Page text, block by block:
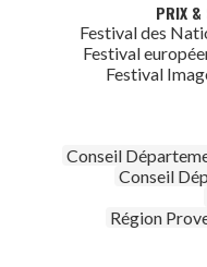
PRIX &
Festival des
Festival
Festival
Conseil
Conseil
Région